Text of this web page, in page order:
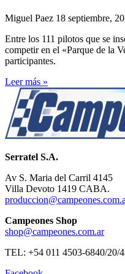
Miguel Paez 18 septiembre,
Entre los 111 pilotos que se
competir en el «Parque de la
participantes.
Leer más »
Serratel S.A.
Av S. Maria del Carril 4145
Villa Devoto 1419 CABA.
Campeones Shop
shop@campeones.com.ar
TEL: +54 011 4503-6840/20/